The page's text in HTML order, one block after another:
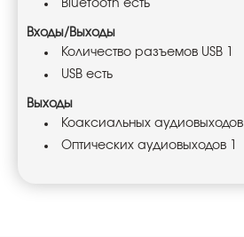
Bluetooth есть
Входы/Выходы
Количество разъемов USB 1
USB есть
Выходы
Коаксиальных аудиовыходов
Оптических аудиовыходов 1